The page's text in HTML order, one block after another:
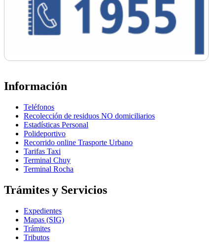
Información
Teléfonos
Recolección de residuos NO domiciliarios
Estadísticas Personal
Polideportivo
Recorrido online Trasporte Urbano
Tarifas Taxi
Terminal Chuy
Terminal Rocha
Trámites y Servicios
Expedientes
Mapas (SIG)
Trámites
Tributos